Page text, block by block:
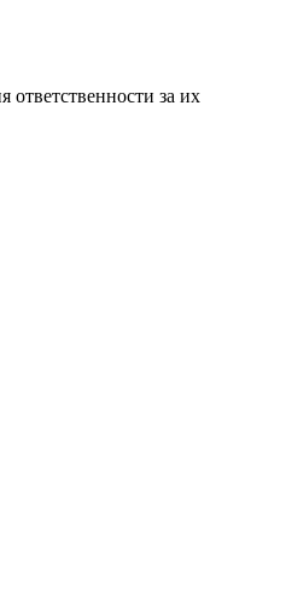
за их